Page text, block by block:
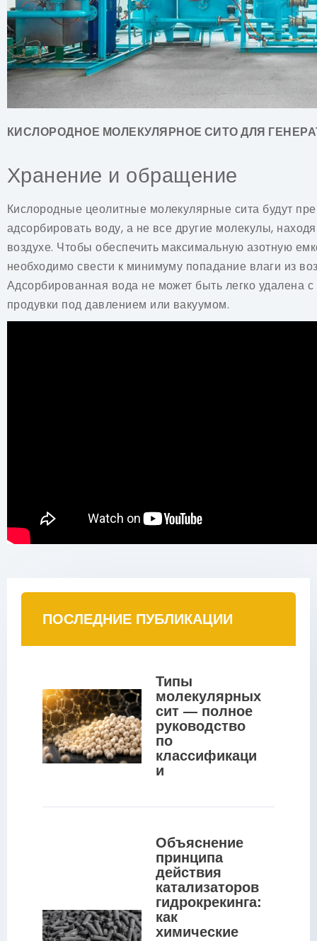
КИСЛОРОДНОЕ МОЛЕКУЛЯРНОЕ СИТО ДЛЯ
Хранение и обращение
Кислородные цеолитные молекулярные сита будут
адсорбировать воду, а не все другие молекулы,
воздухе. Чтобы обеспечить максимальную азотную
необходимо свести к минимуму попадание влаги из
Адсорбированная вода не может быть легко удалена
продувки под давлением или вакуумом.
ПОСЛЕДНИЕ ПУБЛИКАЦИИ
Типы
молекулярных
сит — полное
руководство
по
классификаци
и
Объяснение
принципа
действия
катализаторов
гидрокрекинга:
как
химические